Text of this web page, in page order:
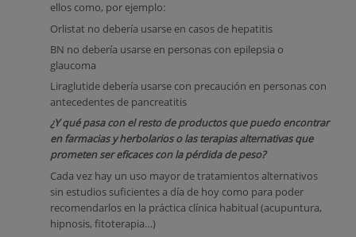
ellos como, por ejemplo:
Orlistat no debería usarse en casos de hepatitis
BN no debería usarse en personas con epilepsia o
glaucoma
Liraglutide debería usarse con precaución en personas con
antecedentes de pancreatitis
¿Y qué pasa con el resto de productos que puedo encontrar
en farmacias y herbolarios o las terapias alternativas que
prometen ser eficaces con la pérdida de peso?
Cada vez hay un uso mayor de tratamientos alternativos
sin estudios suficientes a día de hoy como para poder
recomendarlos en la práctica clínica habitual (acupuntura,
hipnosis, fitoterapia…)